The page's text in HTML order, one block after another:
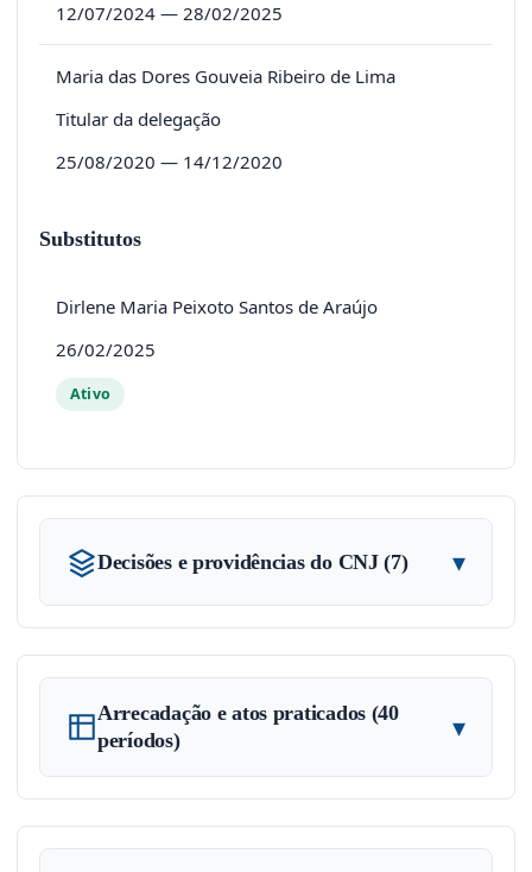
12/07/2024 — 28/02/2025
Maria das Dores Gouveia Ribeiro de Lima
Titular da delegação
25/08/2020 — 14/12/2020
Substitutos
Dirlene Maria Peixoto Santos de Araújo
26/02/2025
Ativo
Decisões e providências do CNJ (7) ▾
Arrecadação e atos praticados (40
períodos)
▾